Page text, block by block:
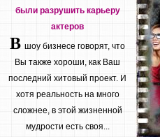
были разрушить карьеру
актеров
В шоу бизнесе говорят, что
Вы также хороши, как Ваш
последний хитовый проект. И
хотя реальность на много
сложнее, в этой жизненной
мудрости есть своя...